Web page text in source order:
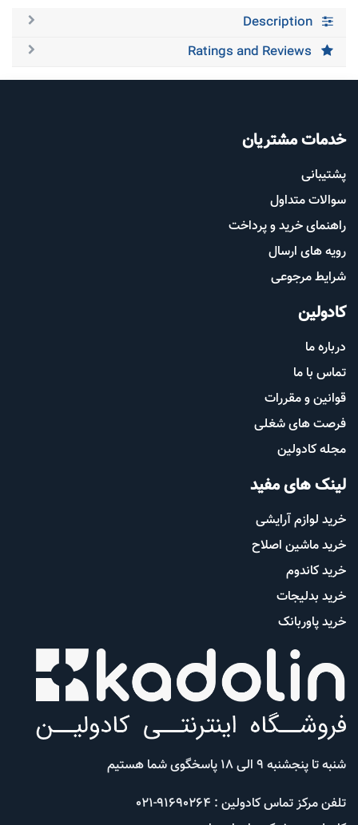
Description
Ratings and Reviews
خدمات مشتریان
پشتیب​​انی
سوالات متداول
راهنمای خرید و پرداخت
رویه های ارسال
شرایط مرجوعی
کادولین
درباره ما
تماس با ما
قوانین و مقررات
فرصت های شغلی
مجله کادولین
لینک های مفید
خرید لوازم آرایشی
خرید ماشین اصلاح
خرید کاندوم
خرید بدلیجات
خرید پاوربانک
شنبه تا پنجشنبه 9 الی 18 پاسخگوی شما هستیم
تلفن مرکز تماس کادولین : 91690264-021